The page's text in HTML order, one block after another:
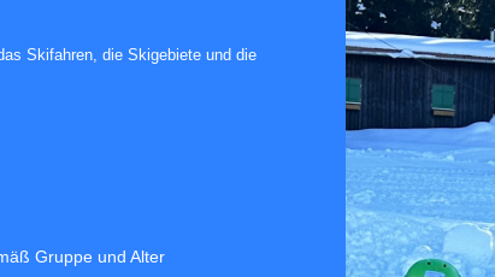
Skifahren, die Skigebiete und die
Gruppe und Alter